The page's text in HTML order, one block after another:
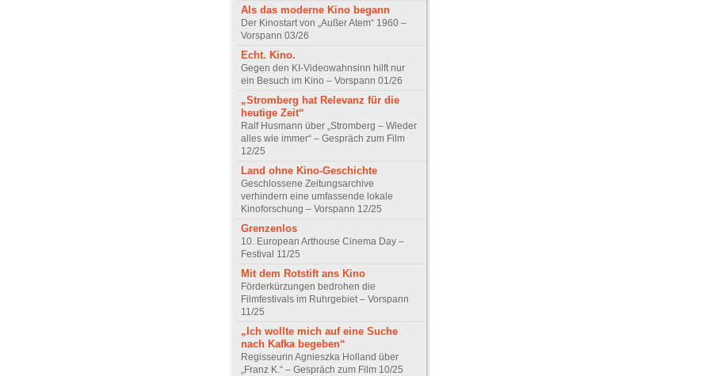
Als das moderne Kino begann
Der Kinostart von „Außer Atem“ 1960 –
Vorspann 03/26
Echt. Kino.
Gegen den KI-Videowahnsinn hilft nur
ein Besuch im Kino – Vorspann 01/26
„Stromberg hat Relevanz für die
heutige Zeit“
Ralf Husmann über „Stromberg – Wieder
alles wie immer“ – Gespräch zum Film
12/25
Land ohne Kino-Geschichte
Geschlossene Zeitungsarchive
verhindern eine umfassende lokale
Kinoforschung – Vorspann 12/25
Grenzenlos
10. European Arthouse Cinema Day –
Festival 11/25
Mit dem Rotstift ans Kino
Förderkürzungen bedrohen die
Filmfestivals im Ruhrgebiet – Vorspann
11/25
„Ich wollte mich auf eine Suche
nach Kafka begeben“
Regisseurin Agnieszka Holland über
„Franz K.“ – Gespräch zum Film 10/25